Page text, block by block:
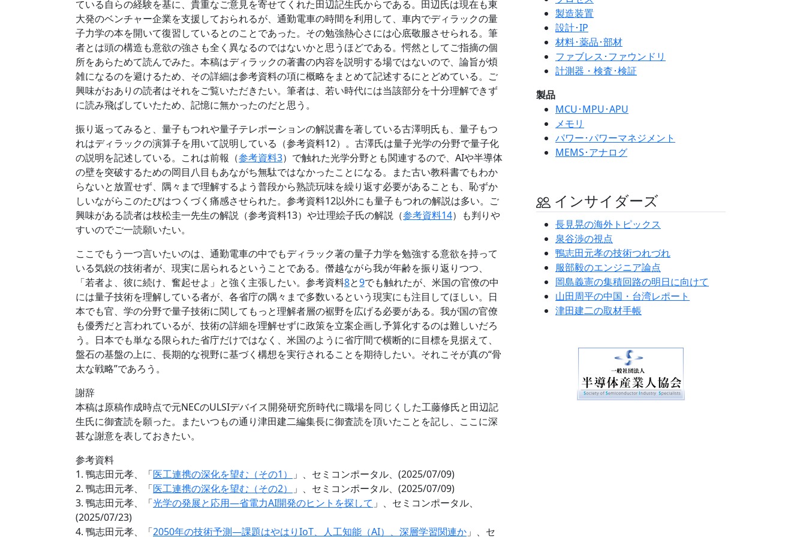
ている自らの経験を基に、貴重なご意見を寄せてくれた田辺記生氏からである。田辺氏は現在も東
大発のベンチャー企業を支援しておられるが、通勤電車の時間を利用して、車内でディラックの量
子力学の本を開いて復習しているとのことであった。その勉強熱心さには心底敬服させられる。筆
者とは頭の構造も意欲の強さも全く異なるのではないかと思うほどである。愕然としてご指摘の個
所をあらためて読んでみた。本稿はディラックの著書の内容を説明する場ではないので、論旨が煩
雑になるのを避けるため、その詳細は参考資料の項に概略をまとめて記述するにとどめている。ご
興味がおありの読者はそれをご覧いただきたい。筆者は、若い時代には当該部分を十分理解できず
に読み飛ばしていたため、記憶に無かったのだと思う。
振り返ってみると、量子もつれや量子テレポーションの解説書を著している古澤明氏も、量子もつ
れはディラックの演算子を用いて説明している（参考資料12）。古澤氏は量子光学の分野で量子化
の説明を記述している。これは前報（参考資料3）で触れた光学分野とも関連するので、AIや半導体
の壁を突破するための岡目八目もあながち無駄ではなかったことになる。また古い教科書でもわか
らないと放置せず、隅々まで理解するよう普段から熟読玩味を繰り返す必要があることも、恥ずか
しいながらこのたびはつくづく痛感させられた。参考資料12以外にも量子もつれの解説は多い。ご
興味がある読者は枝松圭一先生の解説（参考資料13）や辻理絵子氏の解説（参考資料14）も判りや
すいのでご一読願いたい。
ここでもう一つ言いたいのは、通勤電車の中でもディラック著の量子力学を勉強する意欲を持って
いる気鋭の技術者が、現実に居られるということである。僭越ながら我が年齢を振り返りつつ、
「若者よ、彼に続け、奮起せよ」と強く主張したい。参考資料8と9でも触れたが、米国の官僚の中
には量子技術を理解している者が、各省庁の隅々まで多数いるという現実にも注目してほしい。日
本でも官、学の分野で量子技術に関してもっと理解者層の裾野を広げる必要がある。我が国の官僚
も優秀だと言われているが、技術の詳細を理解せずに政策を立案企画し予算化するのは難しいだろ
う。日本でも単なる限られた省庁だけではなく、米国のように省庁間で横断的に目標を見据えて、
盤石の基盤の上に、長期的な視野に基づく構想を実行されることを期待したい。それこそが真の“骨
太な戦略”であろう。
謝辞
本稿は原稿作成時点で元NECのULSIデバイス開発研究所時代に職場を同じくした工藤修氏と田辺記
生氏に御査読を願った。またいつもの通り津田建二編集長に御査読を頂いたことを記し、ここに深
甚な謝意を表しておきたい。
参考資料
1. 鴨志田元孝、「医工連携の深化を望む（その1）
」、セミコンポータル、(2025/07/09)
2. 鴨志田元孝、「医工連携の深化を望む（その2）
」、セミコンポータル、(2025/07/09)
3. 鴨志田元孝、「光学の発展と応用―省電力AI開発のヒントを探して 」、セミコンポータル、
(2025/07/23)
4. 鴨志田元孝、「2050年の技術予測―課題はやはりIoT、人工知能（AI）、深層学習関連か 」、セ
製造装置
設計･IP
材料･薬品･部材
ファブレス･ファウンドリ
計測器・検査･検証
製品
MCU･MPU･APU
メモリ
パワー･パワーマネジメント
MEMS･アナログ
インサイダーズ
長見晃の海外トピックス
泉谷渉の視点
鴨志田元孝の技術つれづれ
服部毅のエンジニア論点
岡島義憲の集積回路の明日に向けて
山田周平の中国・台湾レポート
津田建二の取材手帳